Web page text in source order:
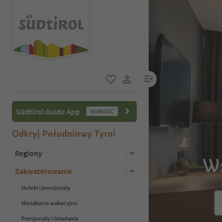
link użytkownika
link menu
Südtirol Guide App NOWOŚĆ
Odkryj Południowy Tyrol
Regiony
Zakwaterowanie
Hotele i pensjonaty
Mieszkania wakacyjne
Pensjonaty i śniadania